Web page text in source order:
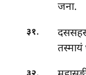
जना.
३१.
तस्मायं